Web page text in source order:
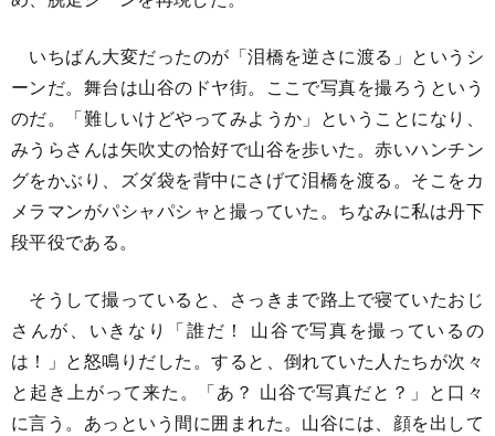
いちばん大変だったのが「泪橋を逆さに渡る」というシ
ーンだ。舞台は山谷のドヤ街。ここで写真を撮ろうという
のだ。「難しいけどやってみようか」ということになり、
みうらさんは矢吹丈の恰好で山谷を歩いた。赤いハンチン
グをかぶり、ズダ袋を背中にさげて泪橋を渡る。そこをカ
メラマンがパシャパシャと撮っていた。ちなみに私は丹下
段平役である。
そうして撮っていると、さっきまで路上で寝ていたおじ
さんが、いきなり「誰だ！ 山谷で写真を撮っているの
は！」と怒鳴りだした。すると、倒れていた人たちが次々
と起き上がって来た。「あ？ 山谷で写真だと？」と口々
に言う。あっという間に囲まれた。山谷には、顔を出して